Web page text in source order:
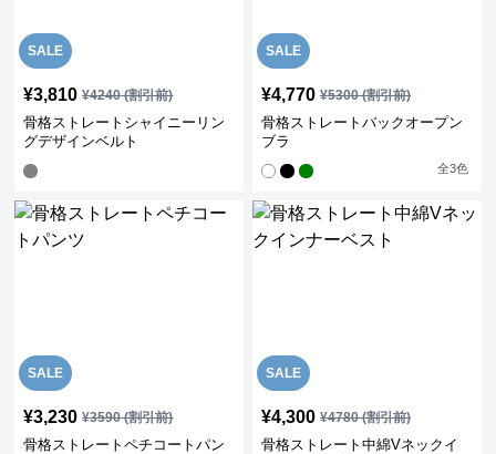
SALE
¥3,810 ¥4240(割引前)
骨格ストレートシャイニーリン
グデザインベルト
SALE
¥4,770 ¥5300(割引前)
骨格ストレートバックオープン
ブラ
全3色
SALE
¥3,230 ¥3590(割引前)
骨格ストレートペチコートパン
SALE
¥4,300 ¥4780(割引前)
骨格ストレート中綿Vネックイ